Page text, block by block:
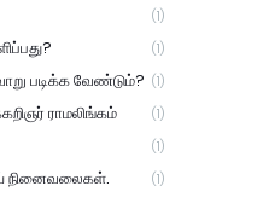
(1)
(1)
படிக்க வேண்டும்? (1)
ராமலிங்கம் (1)
(1)
நினைவலைகள். (1)